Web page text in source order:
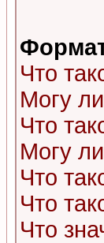
Что
Могу
Что
Могу
Что
Что
Что